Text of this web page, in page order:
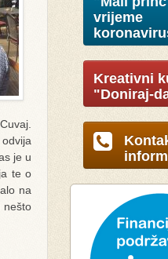
je u
te o
na
nešto
vrijeme
Kreativni
"Doniraj-